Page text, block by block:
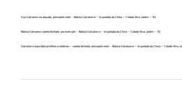
Aço Galvanew no atacado, principalmente – Bobina Galvalume – Importada da China – Cidade Silva Jardim – RJ.
Bobina Galvanew carreta fechada, por exemplo – Bobina Galvalume – Importada da China – Cidade Silva Jardim – RJ.
Galvalume para fabricar telhas metálicas – carreta fechada, principalmente – Bobina Galvalume – Importada da China – Cidade Silva